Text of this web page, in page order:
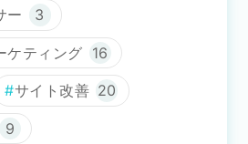
ー 3
ケティング 16
サイト改善 20
9